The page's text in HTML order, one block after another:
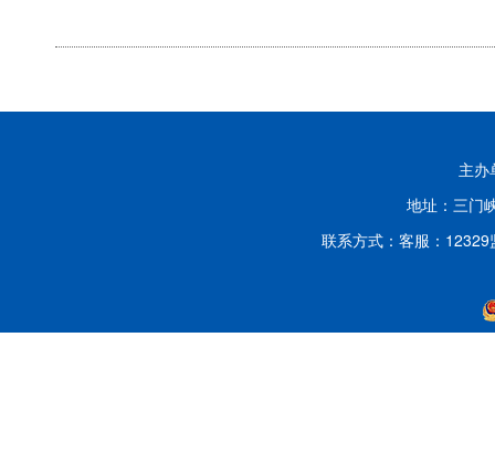
主
地址：三门
联系方式：客服：